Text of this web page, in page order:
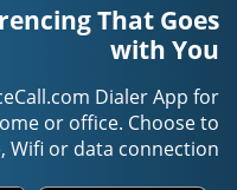
That Goes
with You
Dialer App for
or office. Choose to
or data connection.